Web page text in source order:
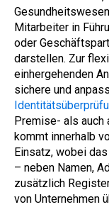
Mitarbeiter in
oder
darstellen. Zur
einhergehenden
sichere und
Premise- als auch
kommt innerhalb
Einsatz, wobei
– neben Namen,
zusätzlich
von Unternehmen